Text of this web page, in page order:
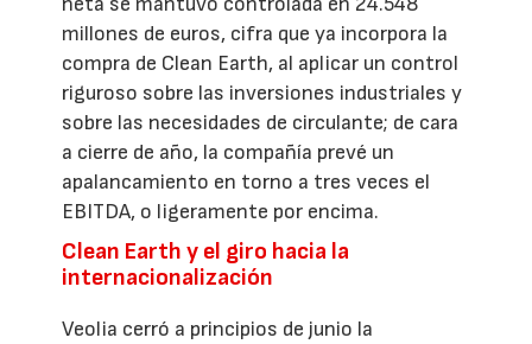
millones de euros, cifra que ya incorpora la
compra de Clean Earth, al aplicar un control
riguroso sobre las inversiones industriales y
sobre las necesidades de circulante; de cara
a cierre de año, la compañía prevé un
apalancamiento en torno a tres veces el
EBITDA, o ligeramente por encima.
Clean Earth y el giro hacia la
internacionalización
Veolia cerró a principios de junio la